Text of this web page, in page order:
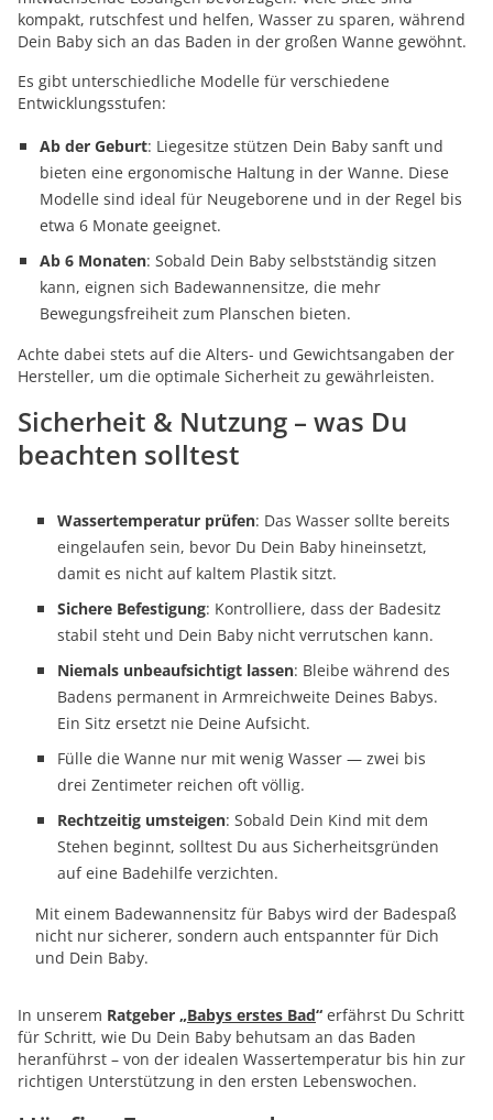
kompakt, rutschfest und helfen, Wasser zu sparen, während
Dein Baby sich an das Baden in der großen Wanne gewöhnt.
Es gibt unterschiedliche Modelle für verschiedene
Entwicklungsstufen:
Ab der Geburt: Liegesitze stützen Dein Baby sanft und
bieten eine ergonomische Haltung in der Wanne. Diese
Modelle sind ideal für Neugeborene und in der Regel bis
etwa 6 Monate geeignet.
Ab 6 Monaten: Sobald Dein Baby selbstständig sitzen
kann, eignen sich Badewannensitze, die mehr
Bewegungsfreiheit zum Planschen bieten.
Achte dabei stets auf die Alters- und Gewichtsangaben der
Hersteller, um die optimale Sicherheit zu gewährleisten.
Sicherheit & Nutzung – was Du
beachten solltest
Wassertemperatur prüfen: Das Wasser sollte bereits
eingelaufen sein, bevor Du Dein Baby hineinsetzt,
damit es nicht auf kaltem Plastik sitzt.
Sichere Befestigung: Kontrolliere, dass der Badesitz
stabil steht und Dein Baby nicht verrutschen kann.
Niemals unbeaufsichtigt lassen: Bleibe während des
Badens permanent in Arm­reichweite Deines Babys.
Ein Sitz ersetzt nie Deine Aufsicht.
Fülle die Wanne nur mit wenig Wasser — zwei bis
drei Zentimeter reichen oft völlig.
Rechtzeitig umsteigen: Sobald Dein Kind mit dem
Stehen beginnt, solltest Du aus Sicherheitsgründen
auf eine Badehilfe verzichten.
Mit einem Badewannensitz für Babys wird der Badespaß
nicht nur sicherer, sondern auch entspannter für Dich
und Dein Baby.
In unserem Ratgeber „Babys erstes Bad“ erfährst Du Schritt
für Schritt, wie Du Dein Baby behutsam an das Baden
heranführst – von der idealen Wassertemperatur bis hin zur
richtigen Unterstützung in den ersten Lebenswochen.